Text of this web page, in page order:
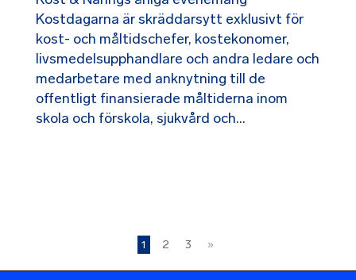
Kostdagarna är skräddarsytt exklusivt för
kost- och måltidschefer, kostekonomer,
livsmedelsupphandlare och andra ledare och
medarbetare med anknytning till de
offentligt finansierade måltiderna inom
skola och förskola, sjukvård och...
1 2 3 »